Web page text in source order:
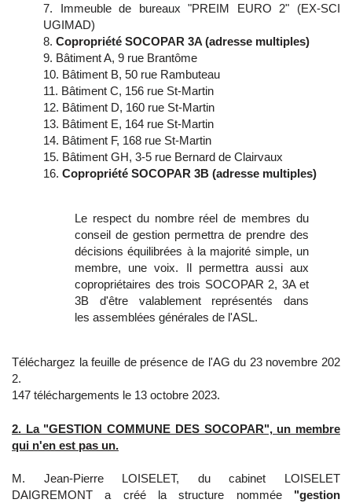
Immeuble de bureaux "PREIM EURO 2" (EX-SCI
UGIMAD)
Copropriété SOCOPAR 3A (adresse multiples)
Bâtiment A, 9 rue Brantôme
Bâtiment B, 50 rue Rambuteau
Bâtiment C, 156 rue St-Martin
Bâtiment D, 160 rue St-Martin
Bâtiment E, 164 rue St-Martin
Bâtiment F, 168 rue St-Martin
Bâtiment GH, 3-5 rue Bernard de Clairvaux
Copropriété SOCOPAR 3B (adresse multiples)
Le respect du nombre réel de membres du
conseil de gestion permettra de prendre des
décisions équilibrées à la majorité simple, un
membre, une voix. Il permettra aussi aux
copropriétaires des trois SOCOPAR 2, 3A et
3B d'être valablement représentés dans
les assemblées générales de l'ASL.
Téléchargez la feuille de présence de l'AG du 23 novembre 202
2.
147 téléchargements le 13 octobre 2023.
2. La "GESTION COMMUNE DES SOCOPAR", un membre
qui n'en est pas un.
M. Jean-Pierre LOISELET, du cabinet LOISELET
DAIGREMONT a créé la structure nommée "gestion